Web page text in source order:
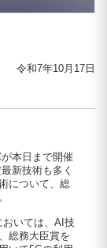
令和7年10月17日
本日まで開催
新技術も多く
について、総
いては、AI技
総務大臣賞を